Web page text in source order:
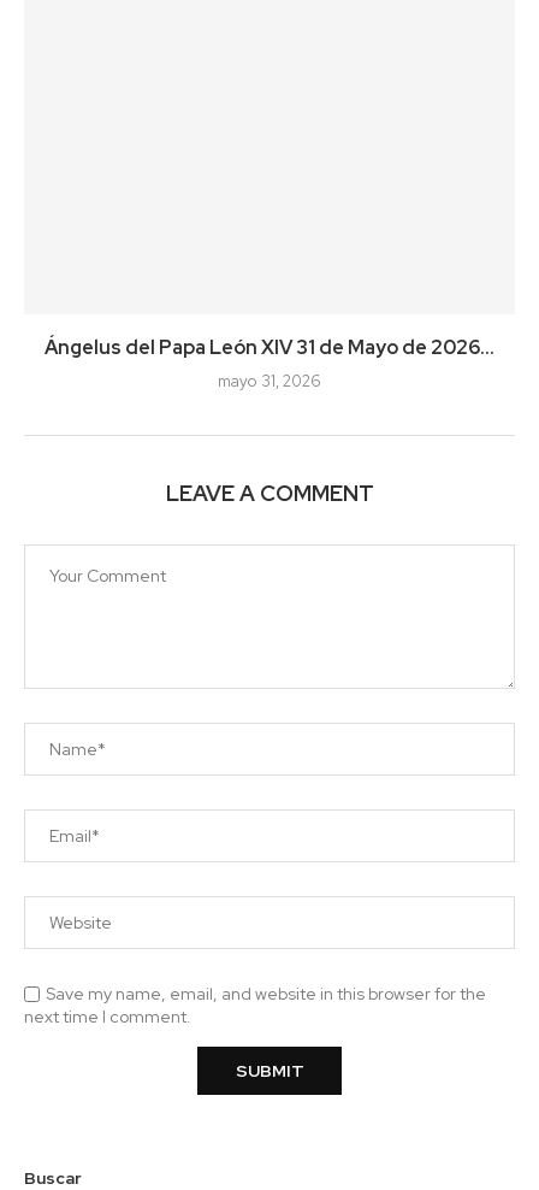
Ángelus del Papa León XIV 31 de Mayo de 2026...
mayo 31, 2026
LEAVE A COMMENT
Save my name, email, and website in this browser for the
next time I comment.
Buscar